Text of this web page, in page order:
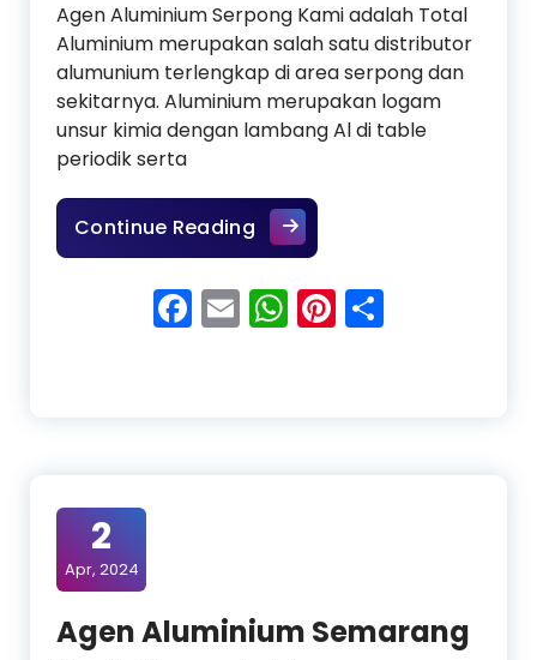
Agen Aluminium Serpong Kami adalah Total
Aluminium merupakan salah satu distributor
alumunium terlengkap di area serpong dan
sekitarnya. Aluminium merupakan logam
unsur kimia dengan lambang Al di table
periodik serta
Continue ReadingAgen Aluminium Serpong
Facebook
EmailWhatsApp
Pinterest
2
Apr, 2024
Agen Aluminium Semarang